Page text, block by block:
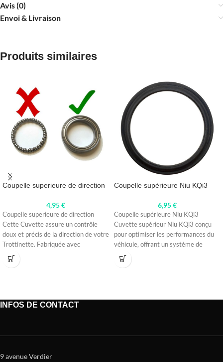
Avis (0)
Envoi & Livraison
Produits similaires
Coupelle superieure de direction
4,95€
Coupelle superieure de direction
Cette Cuvette assure un contrôle
doux et précis de la direction de votre
Trottinette. Fabriquée avec
Coupelle supérieure Niu KQi3
6,95€
Coupelle supérieure Niu KQi3
Cuvette supérieur Niu KQi3 conçu
pour optimiser les performances du
véhicule, offrant un système de
fixation
INFOS DE CONTACT
9 avenue Verdier